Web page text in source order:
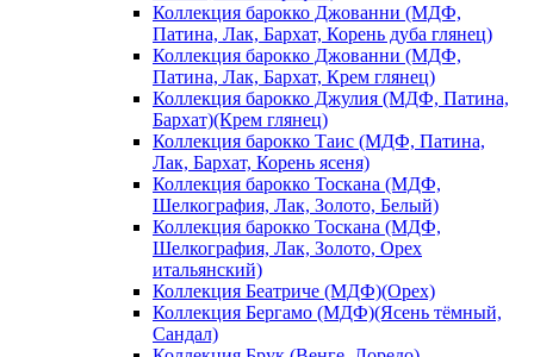
Коллекция барокко Джованни (МДФ,
Патина, Лак, Бархат, Корень дуба глянец)
Коллекция барокко Джованни (МДФ,
Патина, Лак, Бархат, Крем глянец)
Коллекция барокко Джулия (МДФ, Патина,
Бархат)(Крем глянец)
Коллекция барокко Таис (МДФ, Патина,
Лак, Бархат, Корень ясеня)
Коллекция барокко Тоскана (МДФ,
Шелкография, Лак, Золото, Белый)
Коллекция барокко Тоскана (МДФ,
Шелкография, Лак, Золото, Орех
итальянский)
Коллекция Беатриче (МДФ)(Орех)
Коллекция Бергамо (МДФ)(Ясень тёмный,
Сандал)